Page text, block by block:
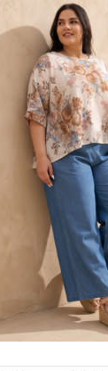
και
κωδικό!
*